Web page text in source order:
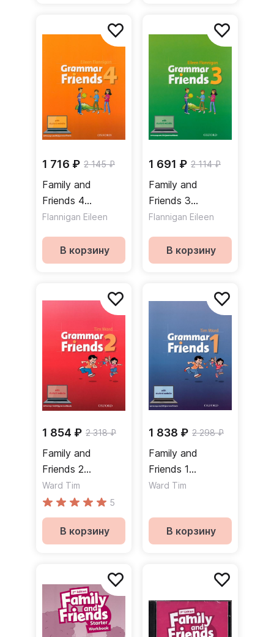
1 716 ₽ 2 145 ₽
Family and
Friends 4
Grammar Friends
Грамматика
Flannigan Eileen
В корзину
1 691 ₽ 2 114 ₽
Family and
Friends 3
Grammar Friends
Грамматика
Flannigan Eileen
В корзину
1 854 ₽ 2 318 ₽
Family and
Friends 2
Grammar Friends
Student Website
Грамматика
Ward Tim
5
В корзину
1 838 ₽ 2 298 ₽
Family and
Friends 1
Grammar Friends
Грамматика
Ward Tim
В корзину